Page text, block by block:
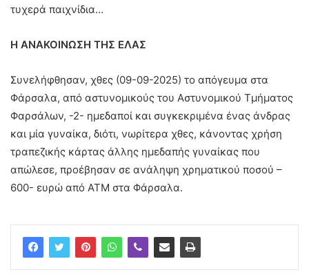
τυχερά παιχνίδια…
Η ΑΝΑΚΟΙΝΩΣΗ ΤΗΣ ΕΛΑΣ
Συνελήφθησαν, χθες (09-09-2025) το απόγευμα στα
Φάρσαλα, από αστυνομικούς του Αστυνομικού Τμήματος
Φαρσάλων, -2- ημεδαποί και συγκεκριμένα ένας άνδρας
και μία γυναίκα, διότι, νωρίτερα χθες, κάνοντας χρήση
τραπεζικής κάρτας άλλης ημεδαπής γυναίκας που
απώλεσε, προέβησαν σε ανάληψη χρηματικού ποσού –
600- ευρώ από ΑΤΜ στα Φάρσαλα.